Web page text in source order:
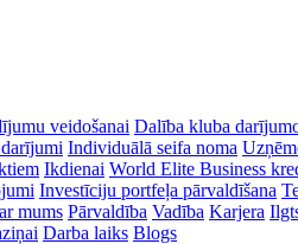
veidošanai Dalība kluba
Individuālā seifa noma
Ikdienai World Elite Business
Investīciju portfeļa pārvaldīšana
mums Pārvaldība Vadība Karjera
Darba laiks Blogs